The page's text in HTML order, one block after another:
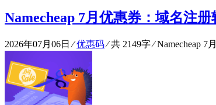
Namecheap 7月优惠券：域名注
2026年07月06日 ⁄优惠码⁄ 共 2149字⁄Namecheap